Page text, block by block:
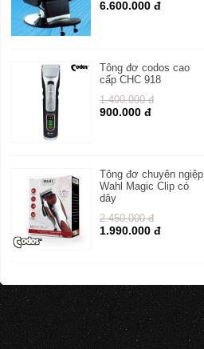
6.600.000 đ
Tông đơ codos cao
cấp CHC 918
1.400.000 đ
900.000 đ
Tông đơ chuyên ngiệp
Wahl Magic Clip có
dây
2.450.000 đ
1.990.000 đ